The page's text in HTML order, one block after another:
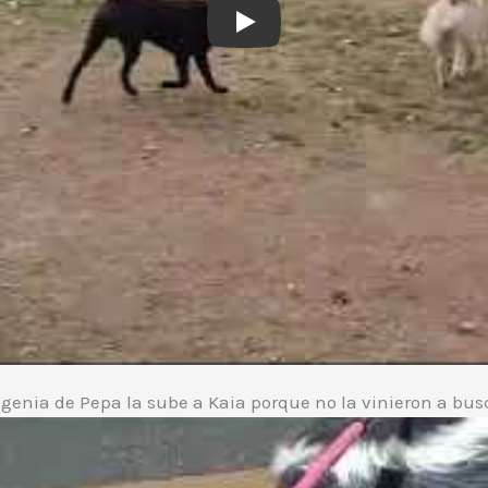
Play
de Pepa la sube a Kaia porque no la vinieron a